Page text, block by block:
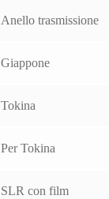
Anello trasmissione
Giappone
Tokina
Per Tokina
SLR con film